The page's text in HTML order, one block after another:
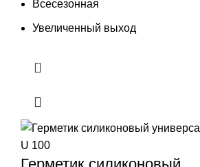
Всесезонная
Увеличенный выход